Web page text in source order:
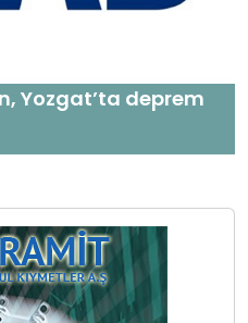
Yozgat’ta deprem